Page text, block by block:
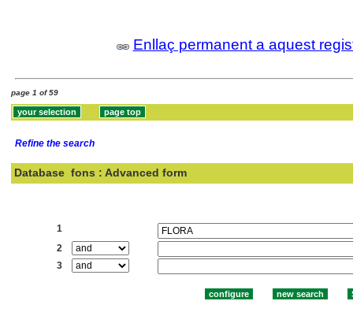
Enllaç permanent a aquest
page 1 of 59
Refine the search
Database fons : Advanced form
1
2
3